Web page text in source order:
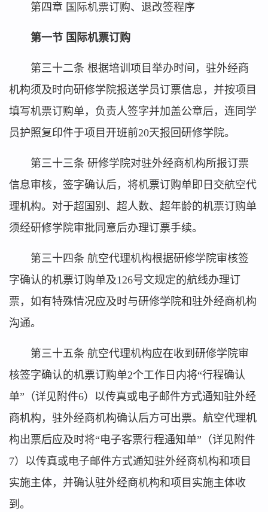
第四章 国际机票订购、退改签程序
第一节 国际机票订购
第三十二条 根据培训项目举办时间，驻外经商
机构须及时向研修学院报送学员订票信息，并按项目
填写机票订购单，负责人签字并加盖公章后，连同学
员护照复印件于项目开班前20天报回研修学院。
第三十三条 研修学院对驻外经商机构所报订票
信息审核，签字确认后，将机票订购单即日交航空代
理机构。对于超国别、超人数、超年龄的机票订购单
须经研修学院审批同意后办理订票手续。
第三十四条 航空代理机构根据研修学院审核签
字确认的机票订购单及126号文规定的航线办理订
票，如有特殊情况应及时与研修学院和驻外经商机构
沟通。
第三十五条 航空代理机构应在收到研修学院审
核签字确认的机票订购单2个工作日内将“行程确认
单”（详见附件6）以传真或电子邮件方式通知驻外经
商机构，驻外经商机构确认后方可出票。航空代理机
构出票后应及时将“电子客票行程通知单”（详见附件
7）以传真或电子邮件方式通知驻外经商机构和项目
实施主体，并确认驻外经商机构和项目实施主体收
到。